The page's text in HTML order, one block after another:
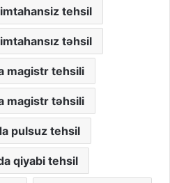
tehsil
təhsil
magistr tehsili
magistr təhsili
pulsuz tehsil
qiyabi tehsil